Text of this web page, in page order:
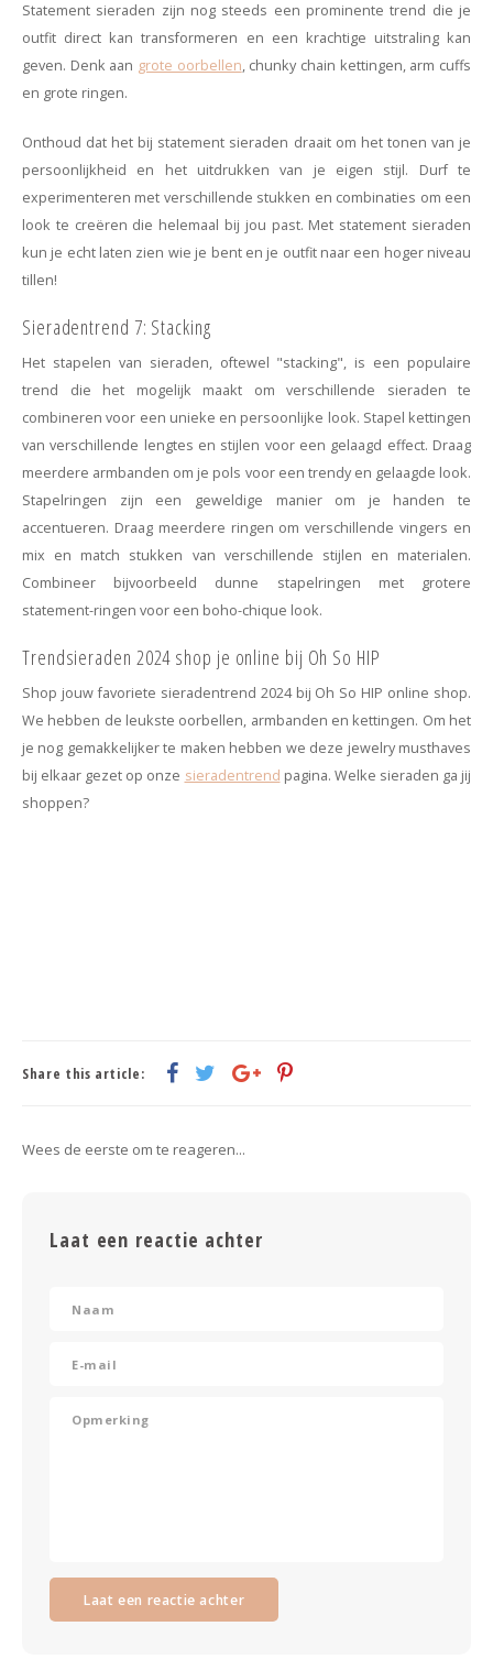
Statement sieraden zijn nog steeds een prominente trend die je
outfit direct kan transformeren en een krachtige uitstraling kan
geven. Denk aan grote oorbellen, chunky chain kettingen, arm cuffs
en grote ringen.
Onthoud dat het bij statement sieraden draait om het tonen van je
persoonlijkheid en het uitdrukken van je eigen stijl. Durf te
experimenteren met verschillende stukken en combinaties om een
look te creëren die helemaal bij jou past. Met statement sieraden
kun je echt laten zien wie je bent en je outfit naar een hoger niveau
tillen!
Sieradentrend 7: Stacking
Het stapelen van sieraden, oftewel "stacking", is een populaire
trend die het mogelijk maakt om verschillende sieraden te
combineren voor een unieke en persoonlijke look. Stapel kettingen
van verschillende lengtes en stijlen voor een gelaagd effect. Draag
meerdere armbanden om je pols voor een trendy en gelaagde look.
Stapelringen zijn een geweldige manier om je handen te
accentueren. Draag meerdere ringen om verschillende vingers en
mix en match stukken van verschillende stijlen en materialen.
Combineer bijvoorbeeld dunne stapelringen met grotere
statement-ringen voor een boho-chique look.
Trendsieraden 2024 shop je online bij Oh So HIP
Shop jouw favoriete sieradentrend 2024 bij Oh So HIP online shop.
We hebben de leukste oorbellen, armbanden en kettingen. Om het
je nog gemakkelijker te maken hebben we deze jewelry musthaves
bij elkaar gezet op onze sieradentrend pagina. Welke sieraden ga jij
shoppen?
Share this article:
Wees de eerste om te reageren...
Laat een reactie achter
Laat een reactie achter